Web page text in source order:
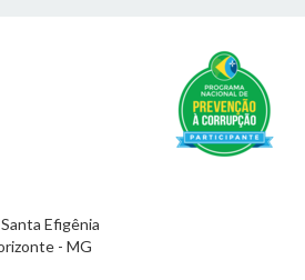
Efigênia
- MG